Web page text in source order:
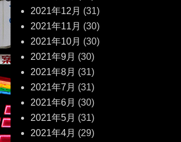
2021年12月 (31)
2021年11月 (30)
2021年10月 (30)
2021年9月 (30)
2021年8月 (31)
2021年7月 (31)
2021年6月 (30)
2021年5月 (31)
2021年4月 (29)